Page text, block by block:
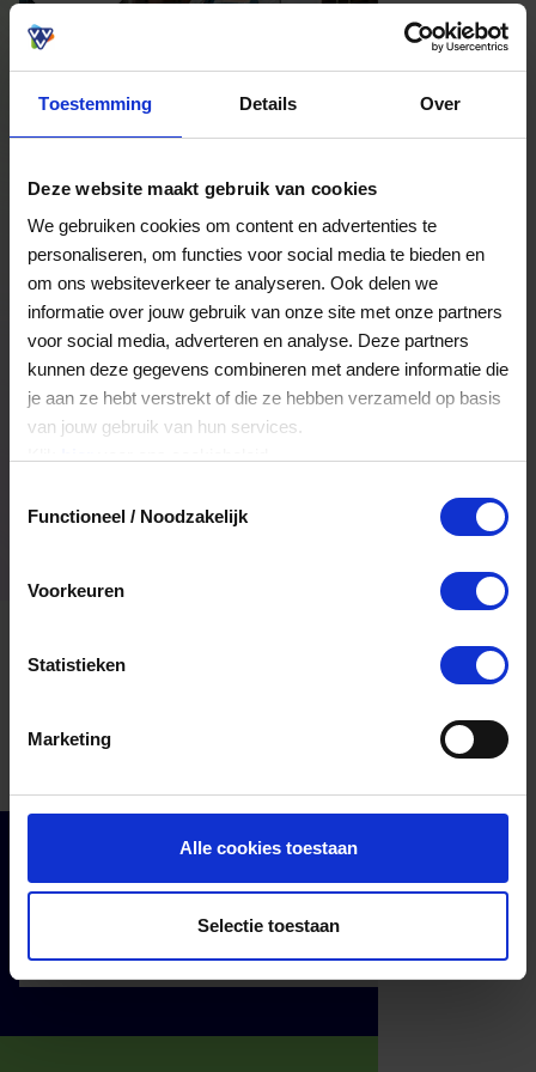
Toestemming Details Over
Deze website maakt gebruik van cookies
We gebruiken cookies om content en advertenties te
personaliseren, om functies voor social media te bieden en
om ons websiteverkeer te analyseren. Ook delen we
informatie over jouw gebruik van onze site met onze partners
voor social media, adverteren en analyse. Deze partners
kunnen deze gegevens combineren met andere informatie die
je aan ze hebt verstrekt of die ze hebben verzameld op basis
van jouw gebruik van hun services.
Functioneel / Noodzakelijk
Voorkeuren
Statistieken
Marketing
Alle cookies toestaan
Selectie toestaan
Fotostudio Markelo is een fotostudio in het
centrum van Markelo waar persoonlijke,
sfeervolle fotografie centraal staat. In de ruime
studio draait het om ontspannen shoots met veel
aandacht voor portretten, familiefoto’s,
profielfoto’s en pasfoto’s, terwijl er ook sterk werk
wordt gemaakt van product-, food- en
vastgoedfotografie. De sfeer is warm en
ongedwongen, waardoor je je snel op je gemak
voelt voor de camera. Dat maakt deze plek
aantrekkelijk voor iedereen die mooie beelden wil
laten maken met een professionele uitstraling én
creatieve inspiratie is dit een fijne plek, met volop
Lees meer
Besteed direct
Bekijk welke kaarten wij accepteren
Klantenservice
Over ons